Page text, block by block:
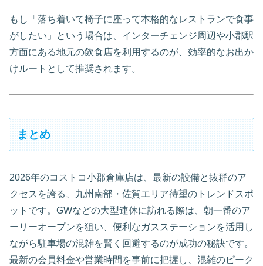
もし「落ち着いて椅子に座って本格的なレストランで食事
がしたい」という場合は、インターチェンジ周辺や小郡駅
方面にある地元の飲食店を利用するのが、効率的なお出か
けルートとして推奨されます。
まとめ
2026年のコストコ小郡倉庫店は、最新の設備と抜群のア
クセスを誇る、九州南部・佐賀エリア待望のトレンドスポ
ットです。GWなどの大型連休に訪れる際は、朝一番のア
ーリーオープンを狙い、便利なガスステーションを活用し
ながら駐車場の混雑を賢く回避するのが成功の秘訣です。
最新の会員料金や営業時間を事前に把握し、混雑のピーク